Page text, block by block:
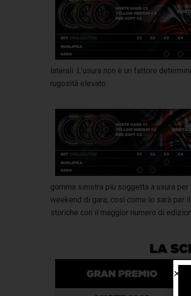
laterali. L’usura non è un fattore
rugosità elevato.
gomma sinistra più soggetta a usura
weekend di gara, così come lo sarà per
storiche con il maggior numero di